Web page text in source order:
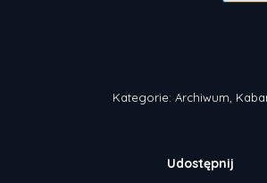
Kategorie: Archiwum,
Udostępnij